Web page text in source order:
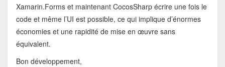
Xamarin.Forms et maintenant CocosSharp écrire une fois le
code et même l’UI est possible, ce qui implique d’énormes
économies et une rapidité de mise en œuvre sans
équivalent.
Bon développement,